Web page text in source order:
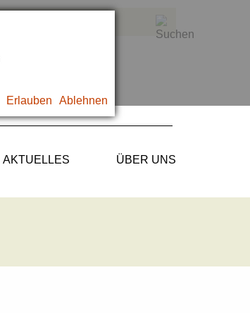
Erlauben Ablehnen
AKTUELLES ÜBER UNS